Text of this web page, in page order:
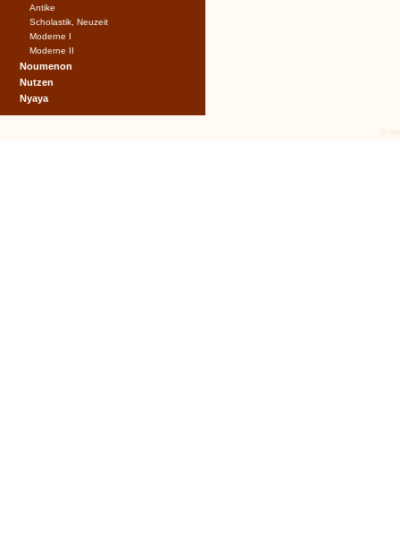
Antike
Scholastik, Neuzeit
Moderne I
Moderne II
Noumenon
Nutzen
Nyaya